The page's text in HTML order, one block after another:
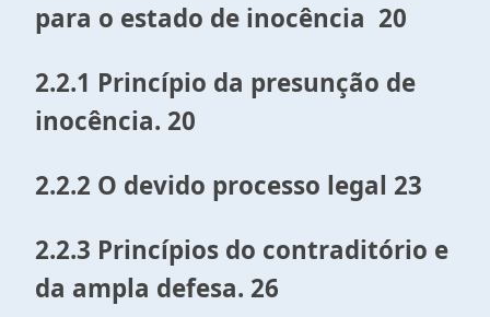
para o estado de inocência 20
2.2.1 Princípio da presunção de
inocência. 20
2.2.2 O devido processo legal 23
2.2.3 Princípios do contraditório e
da ampla defesa. 26